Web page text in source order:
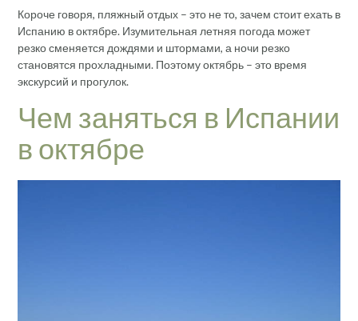
Короче говоря, пляжный отдых – это не то, зачем стоит ехать в
Испанию в октябре. Изумительная летняя погода может
резко сменяется дождями и штормами, а ночи резко
становятся прохладными. Поэтому октябрь – это время
экскурсий и прогулок.
Чем заняться в Испании
в октябре